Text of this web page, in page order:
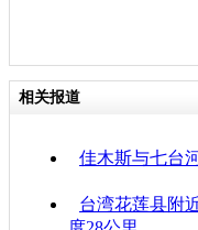
相关报道
佳木斯与七台
台湾花莲县附